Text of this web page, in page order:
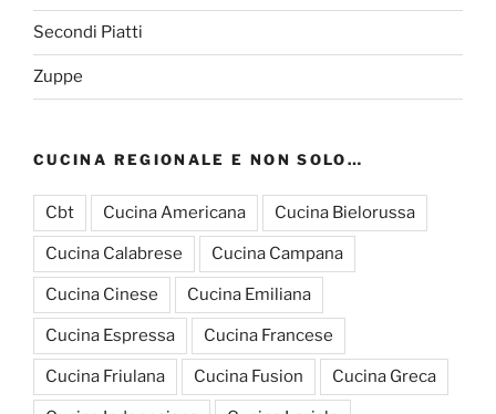
Secondi Piatti
Zuppe
CUCINA REGIONALE E NON SOLO…
Cbt Cucina Americana Cucina Bielorussa
Cucina Calabrese Cucina Campana
Cucina Cinese Cucina Emiliana
Cucina Espressa Cucina Francese
Cucina Friulana Cucina Fusion Cucina Greca